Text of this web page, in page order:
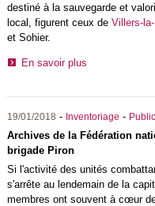
destiné à la sauvegarde et
local, figurent ceux de Villers-
et Sohier.
En savoir plus
19/01/2018 - Inventoriage -
Archives de la Fédération
brigade Piron
Si l'activité des unités
s'arrête au lendemain de la
membres ont souvent à cœur